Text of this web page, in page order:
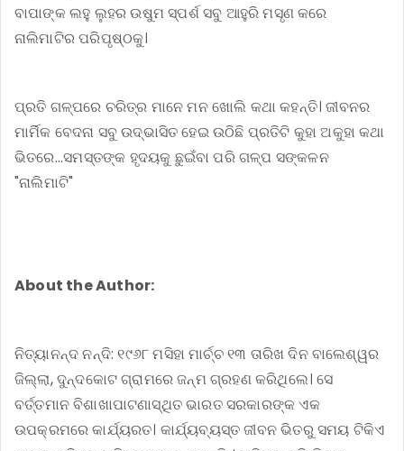
ବାପାଙ୍କ ଲହୁ ଲୁହର ଉଷୁମ ସ୍ପର୍ଶ ସବୁ ଆହୁରି ମସୃଣ କରେ
ନାଲିମାଟିର ପରିପୃଷ୍ଠକୁ।
ପ୍ରତି ଗଳ୍ପରେ ଚରିତ୍ର ମାନେ ମନ ଖୋଲି କଥା କହନ୍ତି। ଜୀବନର
ମାର୍ମିକ ବେଦନା ସବୁ ଉଦ୍ଭାସିତ ହେଇ ଉଠିଛି ପ୍ରତିଟି କୁହା ଅକୁହା କଥା
ଭିତରେ...ସମସ୍ତଙ୍କ ହୃଦୟକୁ ଛୁଇଁବା ପରି ଗଳ୍ପ ସଙ୍କଳନ
"ନାଲିମାଟି"
About the Author:
ନିତ୍ୟାନନ୍ଦ ନନ୍ଦି: ୧୯୬୮ ମସିହା ମାର୍ଚ୍ଚ ୧୩ ତାରିଖ ଦିନ ବାଲେଶ୍ୱର
ଜିଲ୍ଲା, ଦୁନ୍ଦକୋଟ ଗ୍ରାମରେ ଜନ୍ମ ଗ୍ରହଣ କରିଥିଲେ। ସେ
ବର୍ତ୍ତମାନ ବିଶାଖାପାଟଣାସ୍ଥିତ ଭାରତ ସରକାରଙ୍କ ଏକ
ଉପକ୍ରମରେ କାର୍ଯ୍ୟରତ। କାର୍ଯ୍ୟବ୍ୟସ୍ତ ଜୀବନ ଭିତରୁ ସମୟ ଟିକିଏ